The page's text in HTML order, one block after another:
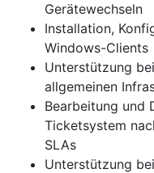
Gerätewechseln
Installation,
Windows-Clients
Unterstützung
allgemeinen
Bearbeitung und
Ticketsystem
SLAs
Unterstützung